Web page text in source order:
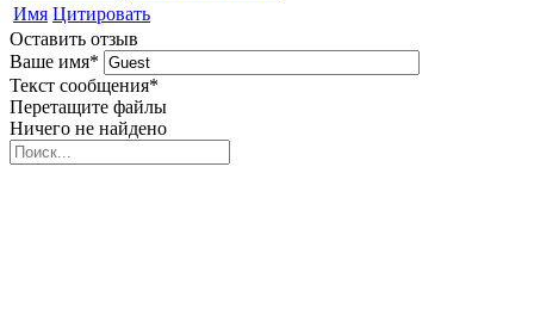
Имя Цитировать
Оставить отзыв
Ваше имя*
Текст сообщения*
Перетащите файлы
Ничего не найдено